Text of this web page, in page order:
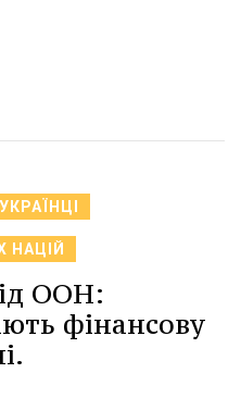
УКРАЇНЦІ
НАЦІЙ
ООН:
фінансову